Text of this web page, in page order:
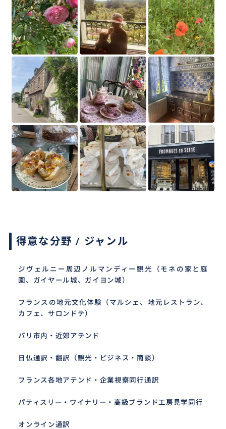
得意な分野 / ジャンル
ジヴェルニー周辺ノルマンディー観光（モネの家と庭
園、ガイヤール城、ガイヨン城）
フランスの地元文化体験（マルシェ、地元レストラン、
カフェ、サロンドテ）
パリ市内・近郊アテンド
日仏通訳・翻訳（観光・ビジネス・商談）
フランス各地アテンド・企業視察同行通訳
パティスリー・ワイナリー・高級ブランド工房見学同行
オンライン通訳